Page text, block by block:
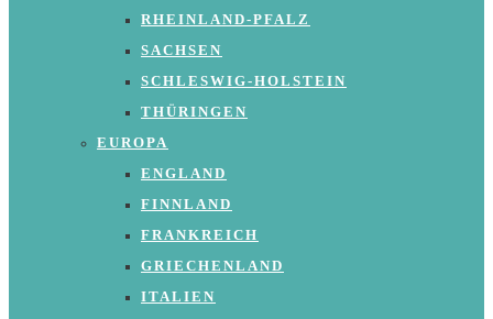
RHEINLAND-PFALZ
SACHSEN
SCHLESWIG-HOLSTEIN
THÜRINGEN
EUROPA
ENGLAND
FINNLAND
FRANKREICH
GRIECHENLAND
ITALIEN